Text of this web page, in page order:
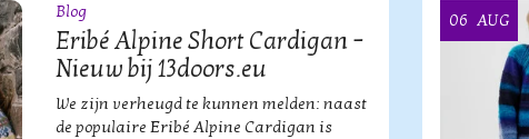
Blog
Eribé Alpine Short Cardigan –
Nieuw bij 13doors.eu
We zijn verheugd te kunnen melden: naast
de populaire Eribé Alpine Cardigan is
06 AUG